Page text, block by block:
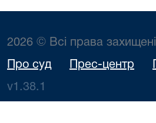
2026 © Всі права захищені
Про суд Прес-центр
v1.38.1